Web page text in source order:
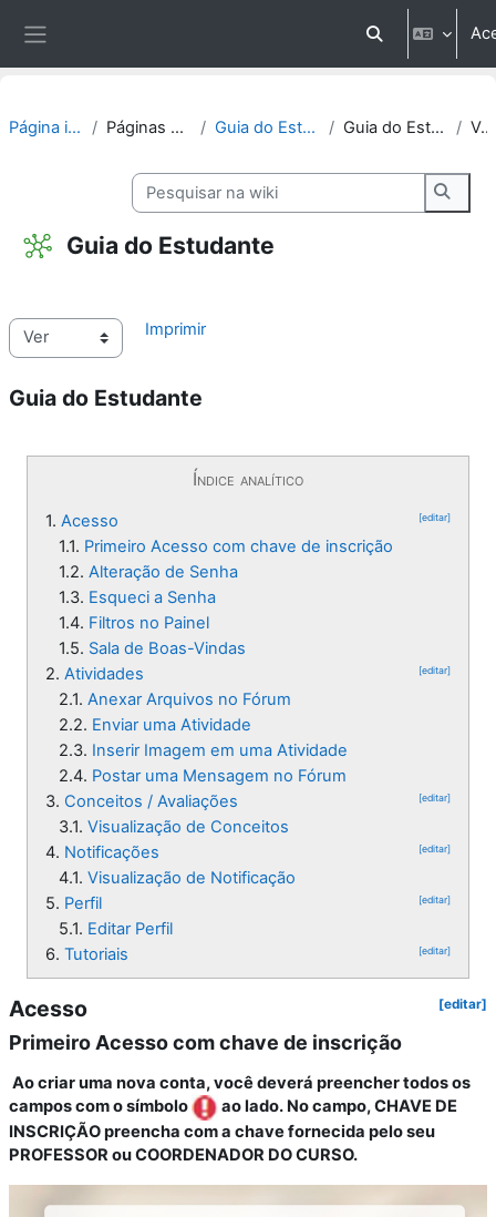
Alternar entrada
Página inicial Páginas do site Guia do Estudante Guia do Estudante Ver
Pesquisar na wiki
Guia do Estudante
Imprimir
Guia do Estudante
Índice analítico
1. Acesso [editar]
1.1. Primeiro Acesso com chave de inscrição
1.2. Alteração de Senha
1.3. Esqueci a Senha
1.4. Filtros no Painel
1.5. Sala de Boas-Vindas
2. Atividades [editar]
2.1. Anexar Arquivos no Fórum
2.2. Enviar uma Atividade
2.3. Inserir Imagem em uma Atividade
2.4. Postar uma Mensagem no Fórum
3. Conceitos / Avaliações [editar]
3.1. Visualização de Conceitos
4. Notificações [editar]
4.1. Visualização de Notificação
5. Perfil [editar]
5.1. Editar Perfil
6. Tutoriais [editar]
Acesso [editar]
Primeiro Acesso com chave de inscrição
Ao criar uma nova conta, você deverá preencher todos os
campos com o símbolo
ao lado. No campo, CHAVE DE
INSCRIÇÃO preencha com a chave fornecida pelo seu
PROFESSOR ou COORDENADOR DO CURSO.